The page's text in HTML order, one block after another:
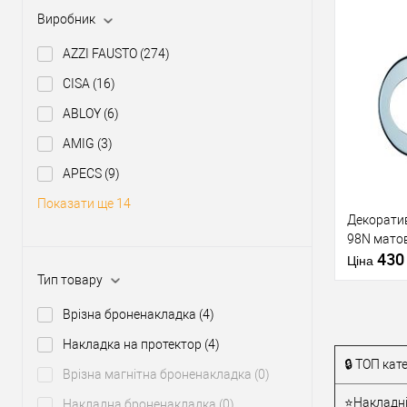
Виробник
AZZI FAUSTO (274)
CISA (16)
ABLOY (6)
AMIG (3)
APECS (9)
Показати ще 14
Тип товару
Врізна броненакладка (4)
Накладка на протектор (4)
Врізна магнітна броненакладка (0)
У
Тип товару
Країна
Модель
98N
Ціна 430
🔒 ТОП